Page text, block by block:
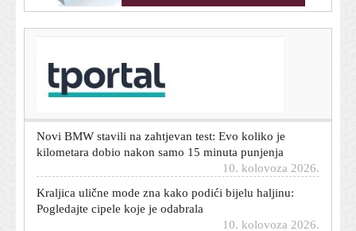
T-portal.hr
Žestok ukrajinski udar duboko u Rusiji: Najmanje 12
mrtvih, pogođena ključna rafinerija
Novi BMW stavili na zahtjevan test: Evo koliko je
kilometara dobio nakon samo 15 minuta punjenja
10. kolovoza 2026.
Kraljica ulične mode zna kako podići bijelu haljinu:
Pogledajte cipele koje je odabrala